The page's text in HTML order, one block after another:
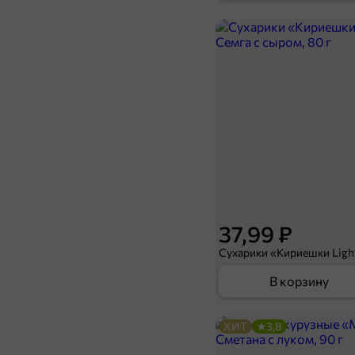
37,99 ₽
В корзину
ХИТ 3,8